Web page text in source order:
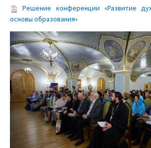
Решение конференции «Развитие
основы образования»